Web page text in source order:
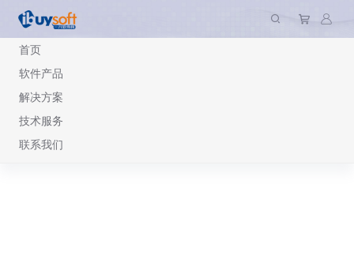
首页
软件产品
解决方案
技术服务
联系我们
当前没有招聘信息。